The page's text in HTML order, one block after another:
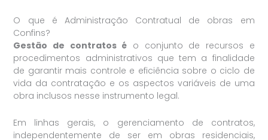
O que é Administração Contratual de obras em
Confins?
Gestão de contratos é o conjunto de recursos e
procedimentos administrativos que tem a finalidade
de garantir mais controle e eficiência sobre o ciclo de
vida da contratação e os aspectos variáveis de uma
obra inclusos nesse instrumento legal.
Em linhas gerais, o gerenciamento de contratos,
independentemente de ser em obras residenciais,